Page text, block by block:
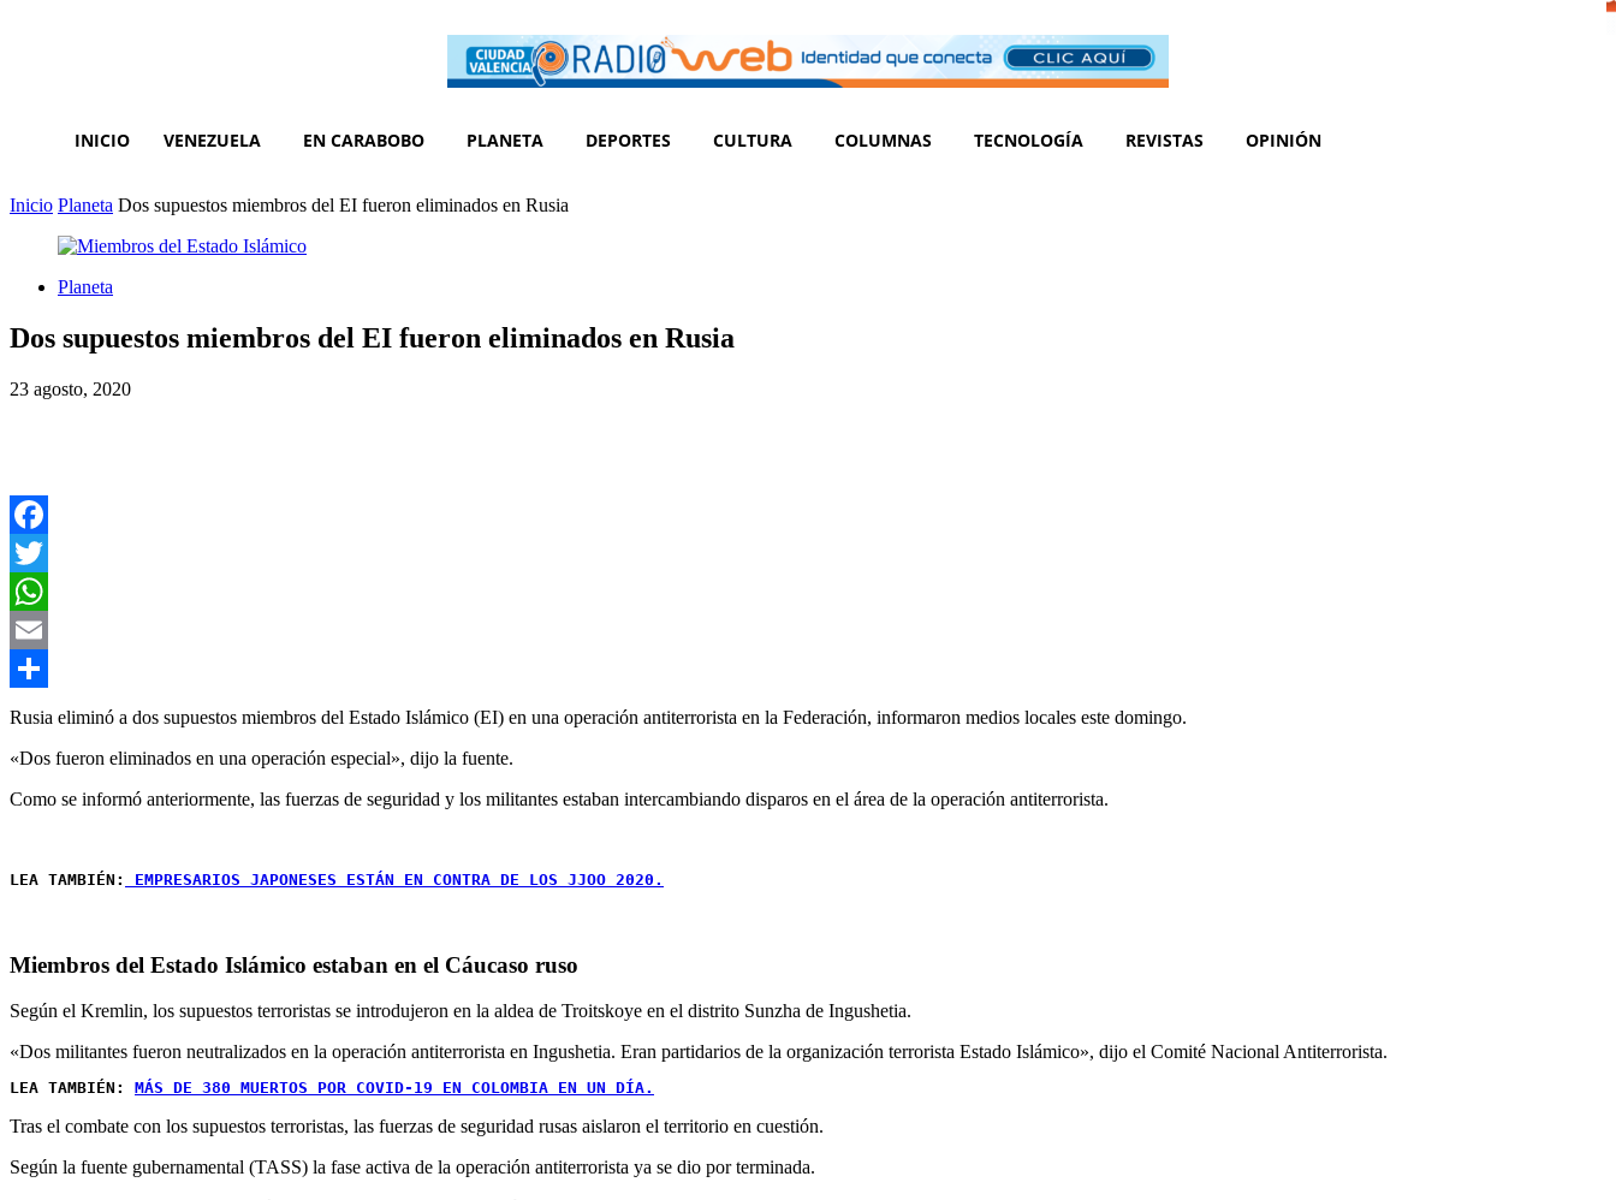
INICIO VENEZUELA EN CARABOBO PLANETA DEPORTES CULTURA COLUMNAS TECNOLOGÍA REVISTAS OPINIÓN
Inicio Planeta Dos supuestos miembros del EI fueron eliminados en Rusia
Planeta
Dos supuestos miembros del EI fueron eliminados en Rusia
23 agosto, 2020
Facebook
Twitter
WhatsApp
Email
Compartir
Rusia eliminó a dos supuestos miembros del Estado Islámico (EI) en una operación antiterrorista en la Federación, informaron medios locales este domingo.
«Dos fueron eliminados en una operación especial», dijo la fuente.
Como se informó anteriormente, las fuerzas de seguridad y los militantes estaban intercambiando disparos en el área de la operación antiterrorista.
LEA TAMBIÉN: EMPRESARIOS JAPONESES ESTÁN EN CONTRA DE LOS JJOO 2020.
Miembros del Estado Islámico estaban en el Cáucaso ruso
Según el Kremlin, los supuestos terroristas se introdujeron en la aldea de Troitskoye en el distrito Sunzha de Ingushetia.
«Dos militantes fueron neutralizados en la operación antiterrorista en Ingushetia. Eran partidarios de la organización terrorista Estado Islámico», dijo el Comité Nacional Antiterrorista.
LEA TAMBIÉN: MÁS DE 380 MUERTOS POR COVID-19 EN COLOMBIA EN UN DÍA.
Tras el combate con los supuestos terroristas, las fuerzas de seguridad rusas aislaron el territorio en cuestión.
Según la fuente gubernamental (TASS) la fase activa de la operación antiterrorista ya se dio por terminada.